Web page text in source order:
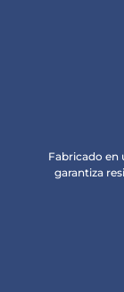
Fabricado en
garantiza